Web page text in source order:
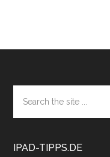
Footer
the
site
IPAD-TIPPS.DE